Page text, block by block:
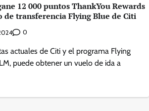
12 000 puntos ThankYou Rewards
transferencia Flying Blue de Citi
0
actuales de Citi y el programa Flying
puede obtener un vuelo de ida a